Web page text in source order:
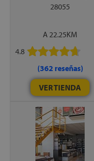
28055
A 22.25KM
4.8
(362 reseñas)
VER TIENDA